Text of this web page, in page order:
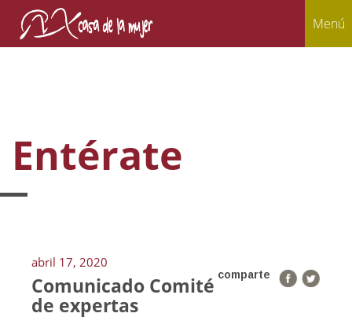
Menú
Entérate
abril 17, 2020
comparte
Comunicado Comité
de expertas